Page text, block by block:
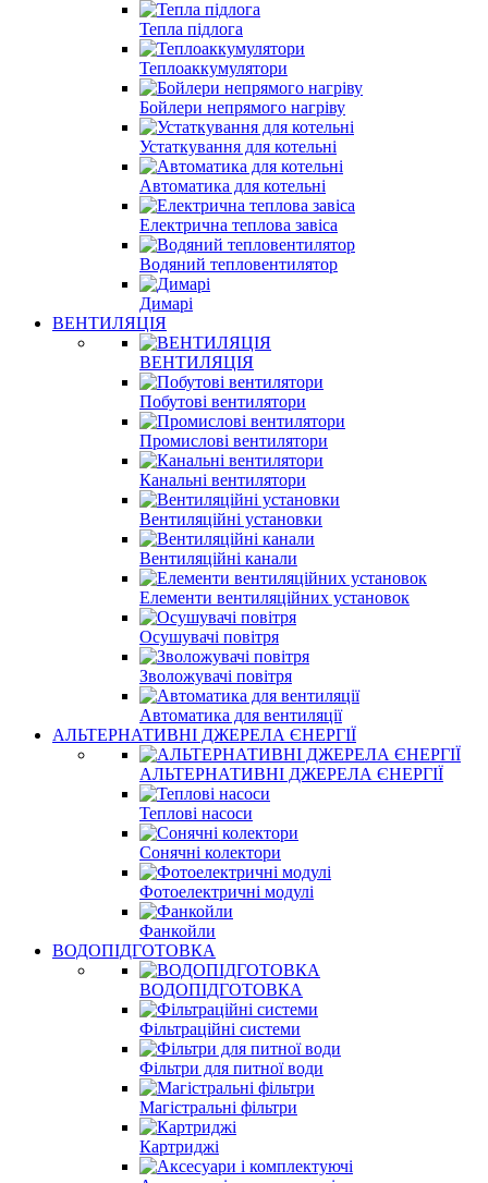
Тепла підлога
Теплоаккумулятори
Бойлери непрямого нагріву
Устаткування для котельні
Автоматика для котельні
Електрична теплова завіса
Водяний тепловентилятор
Димарі
ВЕНТИЛЯЦІЯ
ВЕНТИЛЯЦІЯ
Побутові вентилятори
Промислові вентилятори
Канальні вентилятори
Вентиляційні установки
Вентиляційні канали
Елементи вентиляційних установок
Осушувачі повітря
Зволожувачі повітря
Автоматика для вентиляції
АЛЬТЕРНАТИВНІ ДЖЕРЕЛА ЄНЕРГІЇ
АЛЬТЕРНАТИВНІ ДЖЕРЕЛА ЄНЕРГІЇ
Теплові насоси
Сонячні колектори
Фотоелектричні модулі
Фанкойли
ВОДОПІДГОТОВКА
ВОДОПІДГОТОВКА
Фільтраційні системи
Фільтри для питної води
Магістральні фільтри
Картриджі